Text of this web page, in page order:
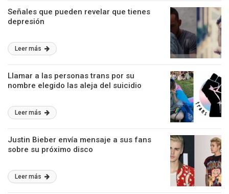
Señales que pueden revelar que tienes
depresión
Leer más
Llamar a las personas trans por su
nombre elegido las aleja del suicidio
Leer más
Justin Bieber envía mensaje a sus fans
sobre su próximo disco
Leer más